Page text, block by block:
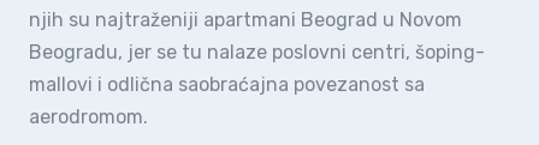
njih su najtraženiji apartmani Beograd u Novom
Beogradu, jer se tu nalaze poslovni centri, šoping-
mallovi i odlična saobraćajna povezanost sa
aerodromom.